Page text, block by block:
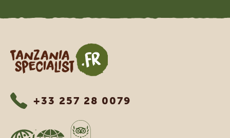
Tanzania Specialist
+33 257 28 0079